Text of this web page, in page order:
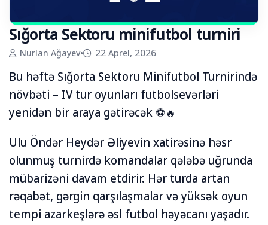
Sığorta Sektoru minifutbol turniri
Nurlan Ağayev• 22 Aprel, 2026
Bu həftə Sığorta Sektoru Minifutbol Turnirində
növbəti – IV tur oyunları futbolsevərləri
yenidən bir araya gətirəcək ⚽️🔥
Ulu Öndər Heydər Əliyevin xatirəsinə həsr
olunmuş turnirdə komandalar qələbə uğrunda
mübarizəni davam etdirir. Hər turda artan
rəqabət, gərgin qarşılaşmalar və yüksək oyun
tempi azarkeşlərə əsl futbol həyəcanı yaşadır.